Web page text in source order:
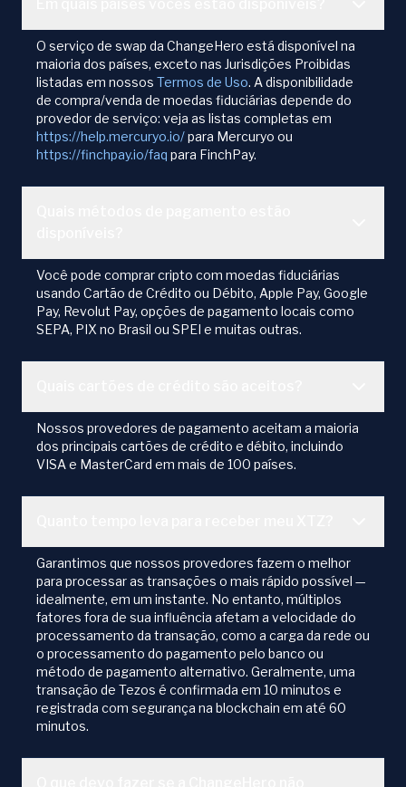
O serviço de swap da ChangeHero está disponível na
maioria dos países, exceto nas Jurisdições Proibidas
listadas em nossos Termos de Uso. A disponibilidade
de compra/venda de moedas fiduciárias depende do
provedor de serviço: veja as listas completas em
https://help.mercuryo.io/para Mercuryo ou
https://finchpay.io/faq para FinchPay.
Você pode comprar cripto com moedas fiduciárias
usando Cartão de Crédito ou Débito, Apple Pay, Google
Pay, Revolut Pay, opções de pagamento locais como
SEPA, PIX no Brasil ou SPEI e muitas outras.
Nossos provedores de pagamento aceitam a maioria
dos principais cartões de crédito e débito, incluindo
VISA e MasterCard em mais de 100 países.
Garantimos que nossos provedores fazem o melhor
para processar as transações o mais rápido possível —
idealmente, em um instante. No entanto, múltiplos
fatores fora de sua influência afetam a velocidade do
processamento da transação, como a carga da rede ou
o processamento do pagamento pelo banco ou
método de pagamento alternativo. Geralmente, uma
transação de Tezos é confirmada em 10 minutos e
registrada com segurança na blockchain em até 60
minutos.